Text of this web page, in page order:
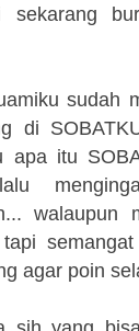
sekarang
sudah
di
apa itu
walaupun
agar poin